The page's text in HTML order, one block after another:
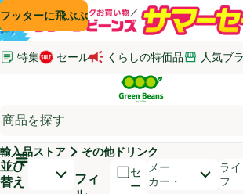
コンテンツに飛ぶ
検索に飛ぶ
フッターに飛ぶ
特集 セール くらしの特価品 人気ブ
はじめてのお買い物ガイド
(新しいウィンドウで開く) (新しいウィンドウ
サポート・ヘルプ・お問い合わせ
(新しいウィンドウで開く)
Green Beans
メインメニュ―ボタン
輸入品ストア その他ドリンク
並び
替え
開いて並び替えオプションのリストを見る
フィ
セ
ー
メー
カー・ブ
ライ
フス